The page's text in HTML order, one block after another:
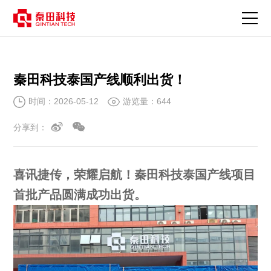
秦田科技泰国产线顺利出货！
时间：2026-05-12 游览量：644
分享到：
喜讯捷传，荣耀启航！秦田科技泰国产线项目
首批产品圆满成功出货。